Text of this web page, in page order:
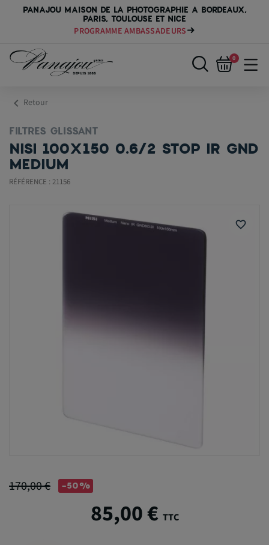
PANAJOU MAISON DE LA PHOTOGRAPHIE A BORDEAUX,
PARIS, TOULOUSE ET NICE
PROGRAMME AMBASSADEURS
0
chevron_left Retour
FILTRES GLISSANT
NISI 100X150 0.6/2 STOP IR GND
MEDIUM
RÉFÉRENCE : 21156
favorite_border
170,00 € -50%
85,00 € TTC